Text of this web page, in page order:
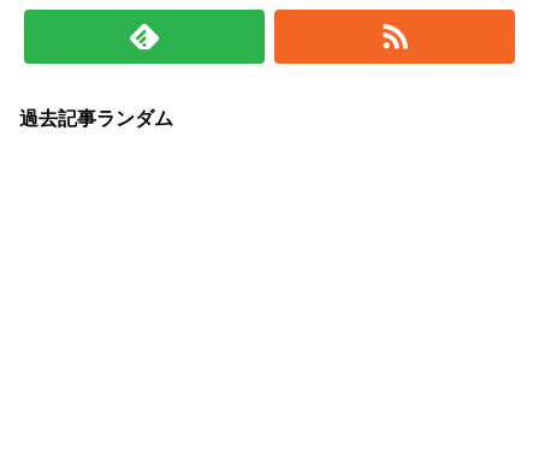
過去記事ランダム